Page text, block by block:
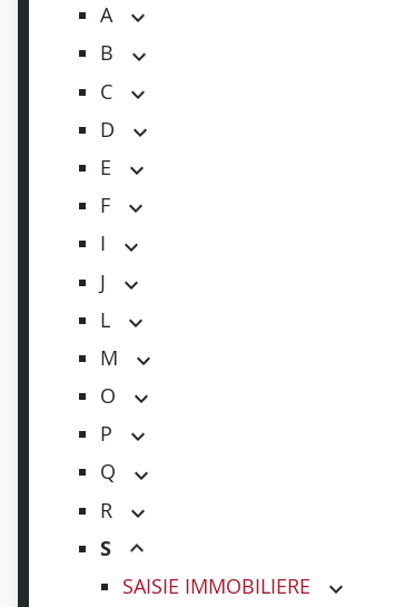
A
B
C
D
E
F
I
J
L
M
O
P
Q
R
S
SAISIE IMMOBILIERE